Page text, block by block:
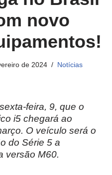
novo
de 2024 Notícias
feira, 9, que o
i5 chegará ao
O veículo será o
do Série 5 a
versão M60.